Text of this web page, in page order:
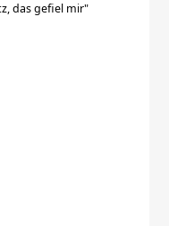
das gefiel mir"